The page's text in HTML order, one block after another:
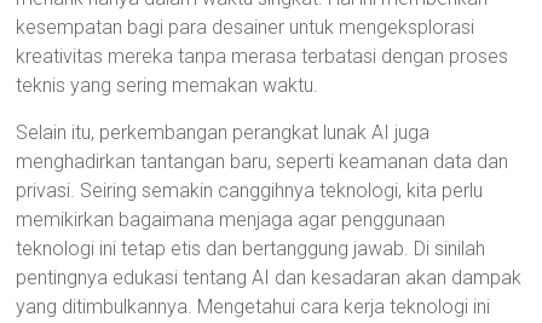
kesempatan bagi para desainer untuk mengeksplorasi
kreativitas mereka tanpa merasa terbatasi dengan proses
teknis yang sering memakan waktu.
Selain itu, perkembangan perangkat lunak AI juga
menghadirkan tantangan baru, seperti keamanan data dan
privasi. Seiring semakin canggihnya teknologi, kita perlu
memikirkan bagaimana menjaga agar penggunaan
teknologi ini tetap etis dan bertanggung jawab. Di sinilah
pentingnya edukasi tentang AI dan kesadaran akan dampak
yang ditimbulkannya. Mengetahui cara kerja teknologi ini